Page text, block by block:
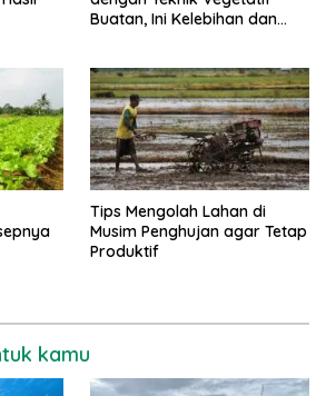
Buatan, Ini Kelebihan dan
Tips Mengolah Lahan di
Musim Penghujan agar Tetap
Produktif
kamu